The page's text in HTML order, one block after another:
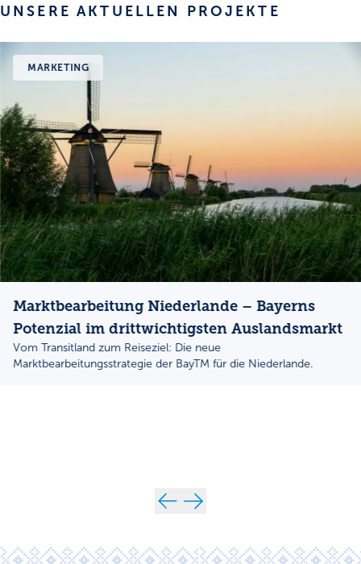
UNSERE AKTUELLEN PROJEKTE
MARKETING
Marktbearbeitung Niederlande – Bayerns
Potenzial im drittwichtigsten Auslandsmarkt
Vom Transitland zum Reiseziel: Die neue
Marktbearbeitungsstrategie der BayTM für die Niederlande.